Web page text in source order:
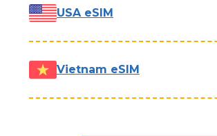
USA eSIM
Vietnam eSIM